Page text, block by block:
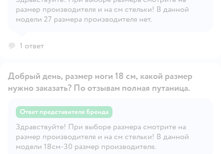
Открыть вопрос
размер производителя и на см стельки! В данной
модели 27 размера производителя нет.
1 ответ
Открыть вопрос
Добрый день, размер ноги 18 см, какой размер
нужно заказать? По отзывам полная путаница.
Ответ представителя бренда
Здравствуйте! При выборе размера смотрите на
размер производителя и на см стельки! В данной
модели 18см-30 размер производителя.